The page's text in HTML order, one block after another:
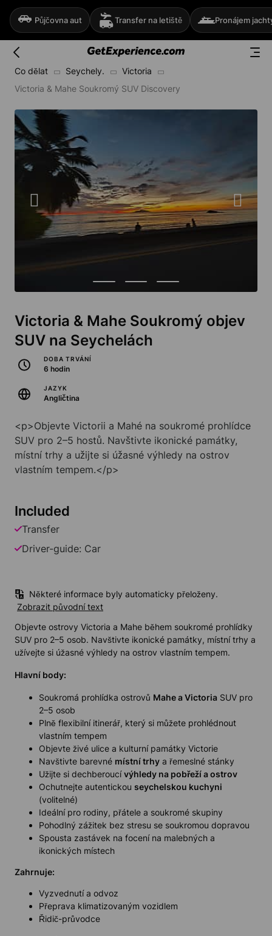
Půjčovna aut Transfer na letiště Pronájem
Co dělat Seychely.
Victoria
Victoria & Mahe Soukromý SUV Discovery
Victoria & Mahe Soukromý objev
SUV na Seychelách
DOBA TRVÁNÍ
6 hodin
JAZYK
Angličtina
<p>Objevte Victorii a Mahé na soukromé prohlídce
SUV pro 2–5 hostů. Navštivte ikonické památky,
místní trhy a užijte si úžasné výhledy na ostrov
vlastním tempem.</p>
Included
Transfer
Driver-guide: Car
Některé informace byly automaticky přeloženy.
Zobrazit původní text
Objevte ostrovy Victoria a Mahe během soukromé prohlídky
SUV pro 2–5 osob. Navštivte ikonické památky, místní trhy a
užívejte si úžasné výhledy na ostrov vlastním tempem.
Hlavní body:
Soukromá prohlídka ostrovů Mahe a Victoria SUV pro
2–5 osob
Plně flexibilní itinerář, který si můžete prohlédnout
vlastním tempem
Objevte živé ulice a kulturní památky Victorie
Navštivte barevné místní trhy a řemeslné stánky
Užijte si dechberoucívýhledy na pobřeží a ostrov
Ochutnejte autentickou seychelskou kuchyni
(volitelné)
Ideální pro rodiny, přátele a soukromé skupiny
Pohodlný zážitek bez stresu se soukromou dopravou
Spousta zastávek na focení na malebných a
ikonických místech
Zahrnuje:
Vyzvednutí a odvoz
Přeprava klimatizovaným vozidlem
Řidič-průvodce